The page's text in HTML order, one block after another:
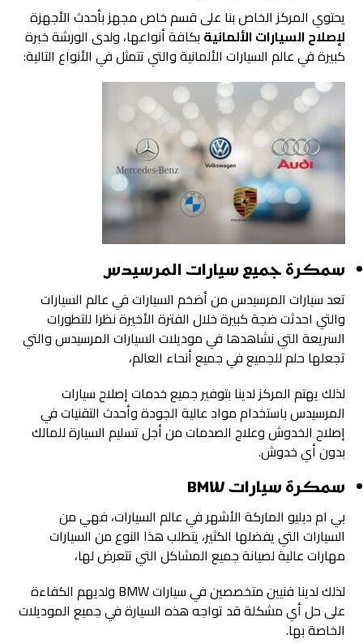
يحتوي المركز الخاص بنا على قسم خاص مجهز بأحدث الأجهزة
لإصلاح السيارات الألمانية بكافة أنواعها، ولدى الورشة خبرة
كبيرة في عالم السيارات الألمانية والتي تتمثل في الأنواع التالية:
سمكرة جميع سيارات المرسيدس
تعد سيارات المرسيدس من أضخم السيارات في عالم السيارات
والتي احدثت ضجة كبيرة خلال الفترة الأخيرة نظرا للتطورات
السريعة التي نشاهدها في موديلات السيارات المرسيدس والتي
تجعلها حلم للجميع في جميع أنحاء العالم،
لذلك يهتم المركز لدينا بتوفير جميع خدمات إصلاح سيارات
المرسيدس باستخدام مواد عالية الجودة وأحدث التقنيات في
إصلاح الخدوش وعلاج الصدمات من أجل تسليم السيارة للمالك
بدون أي خدوش.
سمكرة سياراتBMW
بي ام دبليو الماركة الأشهر في عالم السيارات، فهي من
السيارات التي يفضلها الكثير، يتطلب هذا النوع من السيارات
مهارات عالية لصيانة جميع المشاكل التي تتعرض لها،
لذلك لدينا فنيين متخصصين في سيارات BMW ولديهم الكفاءة
على حل أي مشكلة قد تواجه هذه السيارة في جميع الموديلات
الخاصة بها.